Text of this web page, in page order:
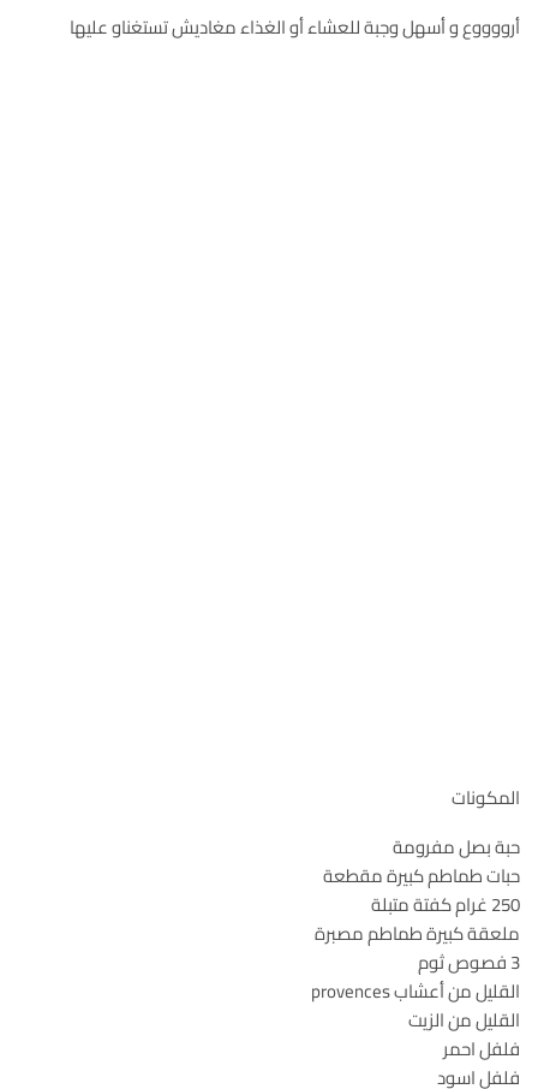
أرووووع و أسهل وجبة للعشاء أو الغذاء مغاديش تستغناو عليها
المكونات
حبة بصل مفرومة
حبات طماطم كبيرة مقطعة
250 غرام كفتة متبلة
ملعقة كبيرة طماطم مصبرة
3 فصوص ثوم
القليل من أعشاب provences
القليل من الزيت
فلفل احمر
فلفل اسود